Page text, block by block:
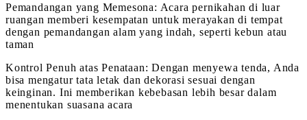
Pemandangan yang Memesona: Acara pernikahan di luar
ruangan memberi kesempatan untuk merayakan di tempat
dengan pemandangan alam yang indah, seperti kebun atau
taman
Kontrol Penuh atas Penataan: Dengan menyewa tenda, Anda
bisa mengatur tata letak dan dekorasi sesuai dengan
keinginan. Ini memberikan kebebasan lebih besar dalam
menentukan suasana acara